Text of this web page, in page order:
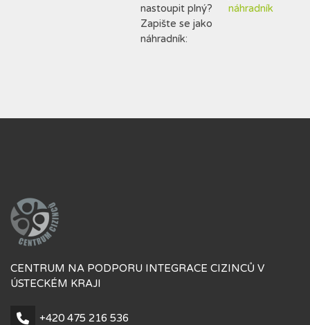
nastoupit plný?
Zapište se jako
náhradník:
náhradník
CENTRUM NA PODPORU INTEGRACE CIZINCŮ V
ÚSTECKÉM KRAJI
+420 475 216 536